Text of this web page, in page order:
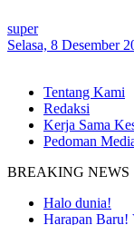
super
Selasa, 8 Desember
Tentang Kami
Redaksi
Kerja Sama
Pedoman
BREAKING NEWS
Halo dunia!
Harapan Baru!